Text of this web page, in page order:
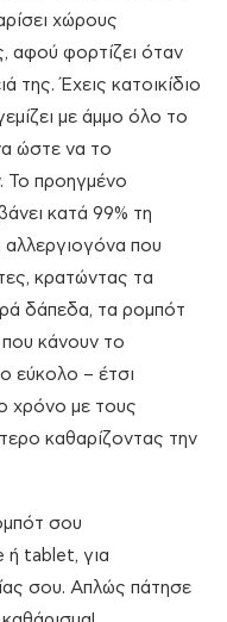
χώρους
αφού φορτίζει όταν
της. Έχεις κατοικίδιο
με άμμο όλο το
ώστε να το
Το προηγμένο
κατά 99% τη
αλλεργιογόνα που
κρατώντας τα
δάπεδα, τα ρομπότ
που κάνουν το
εύκολο – έτσι
χρόνο με τους
καθαρίζοντας την
σου
ή tablet, για
σου. Απλώς πάτησε